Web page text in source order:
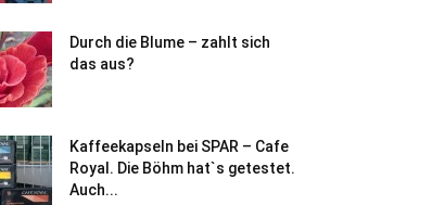
Durch die Blume – zahlt sich
das aus?
Kaffeekapseln bei SPAR – Cafe
Royal. Die Böhm hat`s getestet.
Auch...